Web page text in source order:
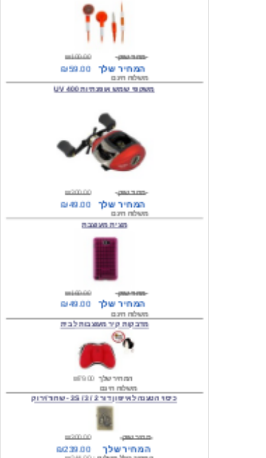
₪59.00 המחיר שלך
משלוח חינם
משקפי שמש אופנתיות 400 UV
מחיר שוק
משלוח חינם
מצית מעוצבת
המחיר שלך
משלוח חינם
מדבקות קיר מעוצבות לבית
₪79.00
המחיר שלך
משלוח חינם
כיסוי הטענה לאייפון דור 2 / 3 / 3S - שחור/ירוק
המחיר שלך
₪244.00 המחיר כולל משלוח :
עגילים מעוצבים